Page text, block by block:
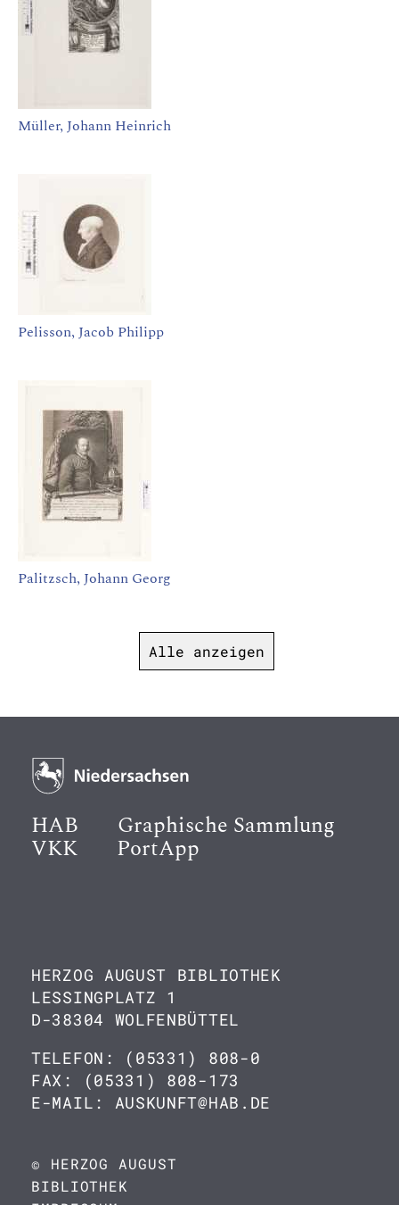
Müller, Johann Heinrich
Pelisson, Jacob Philipp
Palitzsch, Johann Georg
Alle anzeigen
HAB Graphische Sammlung
VKK PortApp
HERZOG AUGUST BIBLIOTHEK
LESSINGPLATZ 1
D-38304 WOLFENBÜTTEL
TELEFON: (05331) 808-0
FAX: (05331) 808-173
E-MAIL: AUSKUNFT@HAB.DE
© HERZOG AUGUST
BIBLIOTHEK